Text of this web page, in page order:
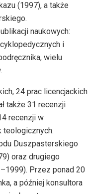
(1997), a także
naukowych:
i
wielu
24 prac licencjackich
także 31 recenzji
recenzji w
teologicznych.
Duszpasterskiego
oraz drugiego
Przez ponad 20
a później konsultora